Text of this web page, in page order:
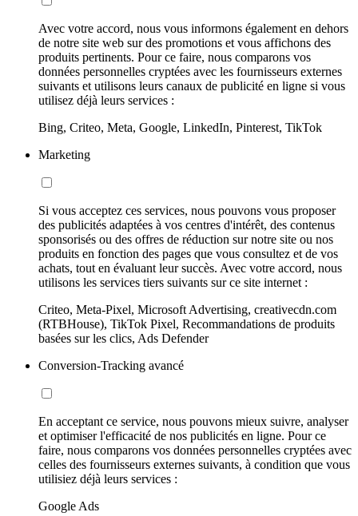
Avec votre accord, nous vous informons également en dehors
de notre site web sur des promotions et vous affichons des
produits pertinents. Pour ce faire, nous comparons vos
données personnelles cryptées avec les fournisseurs externes
suivants et utilisons leurs canaux de publicité en ligne si vous
utilisez déjà leurs services :
Bing, Criteo, Meta, Google, LinkedIn, Pinterest, TikTok
Marketing
Si vous acceptez ces services, nous pouvons vous proposer
des publicités adaptées à vos centres d'intérêt, des contenus
sponsorisés ou des offres de réduction sur notre site ou nos
produits en fonction des pages que vous consultez et de vos
achats, tout en évaluant leur succès. Avec votre accord, nous
utilisons les services tiers suivants sur ce site internet :
Criteo, Meta-Pixel, Microsoft Advertising, creativecdn.com
(RTBHouse), TikTok Pixel, Recommandations de produits
basées sur les clics, Ads Defender
Conversion-Tracking avancé
En acceptant ce service, nous pouvons mieux suivre, analyser
et optimiser l'efficacité de nos publicités en ligne. Pour ce
faire, nous comparons vos données personnelles cryptées avec
celles des fournisseurs externes suivants, à condition que vous
utilisiez déjà leurs services :
Google Ads